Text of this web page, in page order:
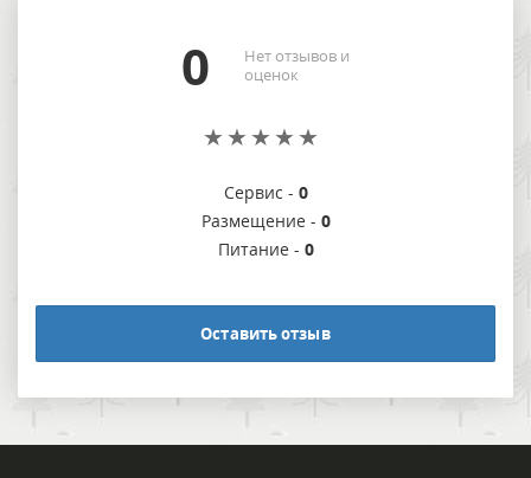
0
Нет отзывов и
оценок
Сервис - 0
Размещение - 0
Питание - 0
Оставить отзыв